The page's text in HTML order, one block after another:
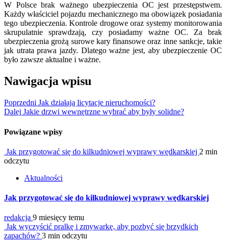
W Polsce brak ważnego ubezpieczenia OC jest przestępstwem.
Każdy właściciel pojazdu mechanicznego ma obowiązek posiadania
tego ubezpieczenia. Kontrole drogowe oraz systemy monitorowania
skrupulatnie sprawdzają, czy posiadamy ważne OC. Za brak
ubezpieczenia grożą surowe kary finansowe oraz inne sankcje, takie
jak utrata prawa jazdy. Dlatego ważne jest, aby ubezpieczenie OC
było zawsze aktualne i ważne.
Nawigacja wpisu
Poprzedni Jak działają licytacje nieruchomości?
Dalej Jakie drzwi wewnętrzne wybrać aby były solidne?
Powiązane wpisy
Jak przygotować się do kilkudniowej wyprawy wędkarskiej 2 min
odczytu
Aktualności
Jak przygotować się do kilkudniowej wyprawy wędkarskiej
redakcja 9 miesięcy temu
Jak wyczyścić pralkę i zmywarkę, aby pozbyć się brzydkich
zapachów? 3 min odczytu